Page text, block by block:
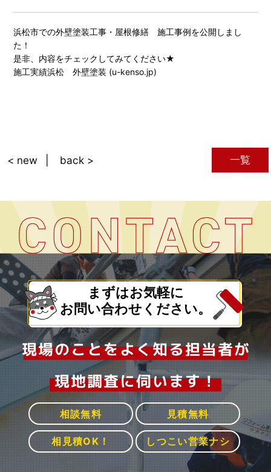
浜松市での外壁塗装工事・屋根修繕 施工事例を公開しまし
た！
是非、内容をチェックしてみてください★
施工実績浜松 外壁塗装 (u-kenso.jp)
一覧
< new back >
まずはお気軽に
お問い合わせください。
相談無料 見積無料
相見積OK！ しつこい営業ナシ